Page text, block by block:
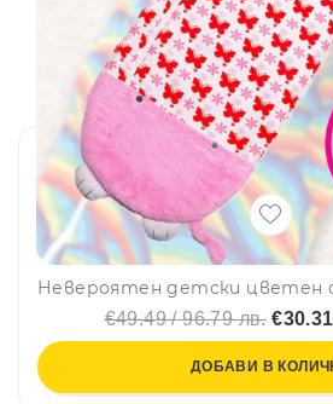
€49.49 / 96.79 лв.
ДОБАВИ В